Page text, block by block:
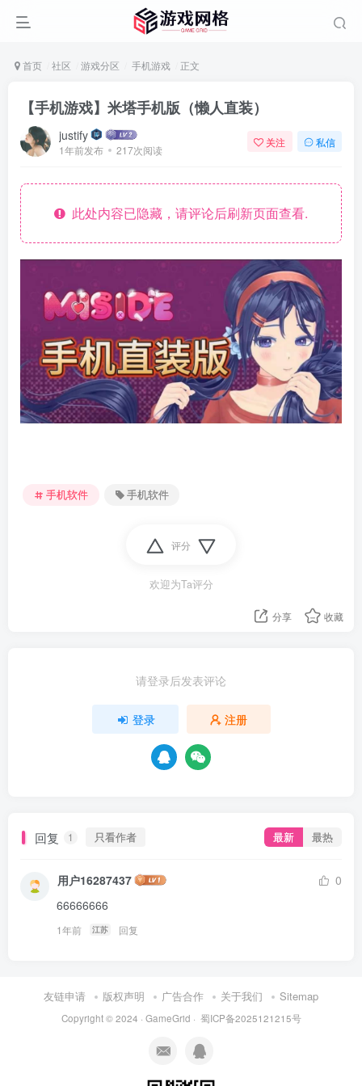
问题求助
551热度
首页 社区 游戏分区 手机游戏 正文
【手机游戏】米塔手机版（懒人直装）
justify
1年前发布 217次阅读
关注 私信
此处内容已隐藏，请评论后刷新页面查看.
手机软件 手机软件
评分
欢迎为Ta评分
分享 收藏
请登录后发表评论
登录 注册
回复 1 只看作者 最新 最热
用户16287437
0
66666666
1年前 江苏 回复
友链申请 版权声明 广告合作 关于我们 Sitemap
Copyright © 2024 · GameGrid · 蜀ICP备2025121215号